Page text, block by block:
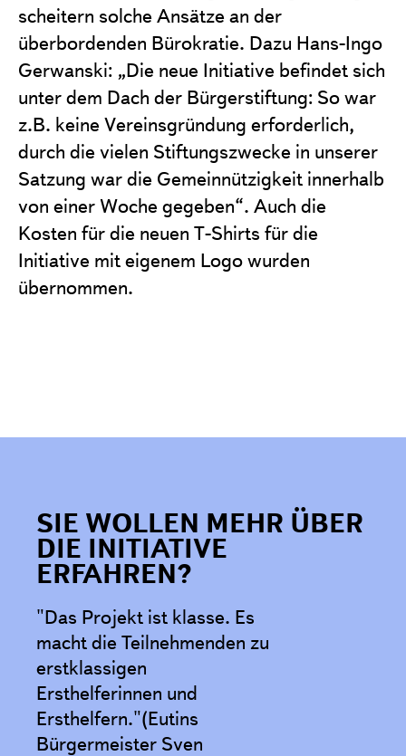
scheitern solche Ansätze an der
überbordenden Bürokratie. Dazu Hans-Ingo
Gerwanski: „Die neue Initiative befindet sich
unter dem Dach der Bürgerstiftung: So war
z.B. keine Vereinsgründung erforderlich,
durch die vielen Stiftungszwecke in unserer
Satzung war die Gemeinnützigkeit innerhalb
von einer Woche gegeben“. Auch die
Kosten für die neuen T-Shirts für die
Initiative mit eigenem Logo wurden
übernommen.
SIE WOLLEN MEHR ÜBER
DIE INITIATIVE
ERFAHREN?
"Das Projekt ist klasse. Es
macht die Teilnehmenden zu
erstklassigen
Ersthelferinnen und
Ersthelfern."(Eutins
Bürgermeister Sven